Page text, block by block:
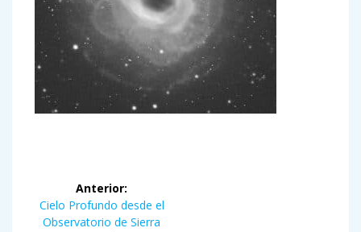
Navegación
de
Anterior:
Entrada
anterior:
Cielo Profundo desde el
Observatorio de Sierra